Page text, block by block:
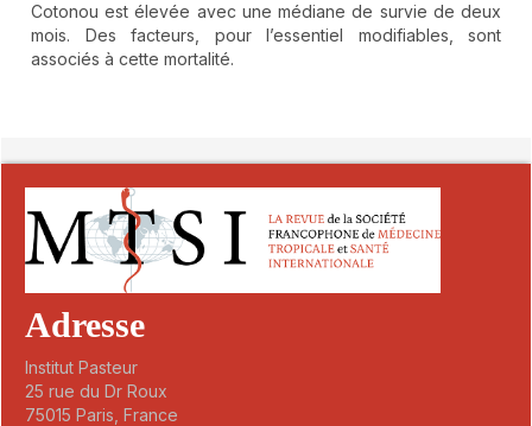
Cotonou est élevée avec une médiane de survie de deux
mois. Des facteurs, pour l’essentiel modifiables, sont
associés à cette mortalité.
Adresse
Institut Pasteur
25 rue du Dr Roux
75015 Paris, France